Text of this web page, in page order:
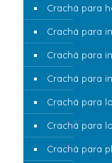
Crachá para
Crachá para
Crachá para
Crachá para
Crachá para
Crachá para
Crachá para